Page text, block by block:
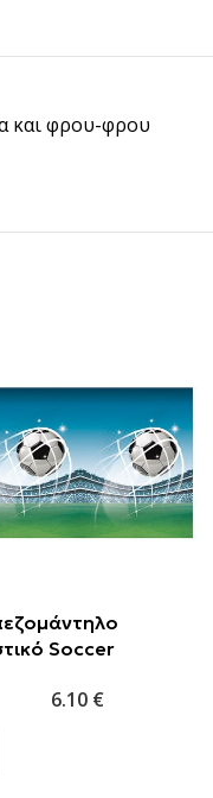
και φρου-φρου
Soccer
6.10 €